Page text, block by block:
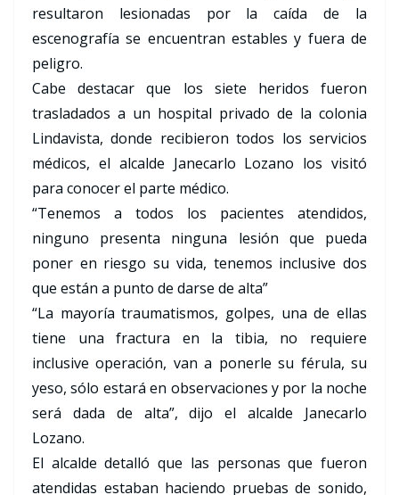
resultaron lesionadas por la caída de la
escenografía se encuentran estables y fuera de
peligro.
Cabe destacar que los siete heridos fueron
trasladados a un hospital privado de la colonia
Lindavista, donde recibieron todos los servicios
médicos, el alcalde Janecarlo Lozano los visitó
para conocer el parte médico.
“Tenemos a todos los pacientes atendidos,
ninguno presenta ninguna lesión que pueda
poner en riesgo su vida, tenemos inclusive dos
que están a punto de darse de alta”
“La mayoría traumatismos, golpes, una de ellas
tiene una fractura en la tibia, no requiere
inclusive operación, van a ponerle su férula, su
yeso, sólo estará en observaciones y por la noche
será dada de alta”, dijo el alcalde Janecarlo
Lozano.
El alcalde detalló que las personas que fueron
atendidas estaban haciendo pruebas de sonido,